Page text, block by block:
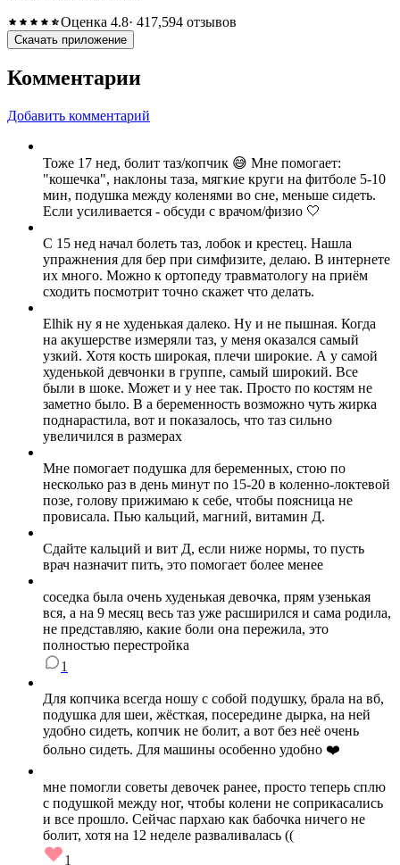
Оценка 4.8· 417,594 отзывов
Скачать приложение
Комментарии
Добавить комментарий
Тоже 17 нед, болит таз/копчик 😅 Мне помогает:
"кошечка", наклоны таза, мягкие круги на фитболе 5-10
мин, подушка между коленями во сне, меньше сидеть.
Если усиливается - обсуди с врачом/физио 🤍
С 15 нед начал болеть таз, лобок и крестец. Нашла
упражнения для бер при симфизите, делаю. В интернете
их много. Можно к ортопеду травматологу на приём
сходить посмотрит точно скажет что делать.
Elhik ну я не худенькая далеко. Ну и не пышная. Когда
на акушерстве измеряли таз, у меня оказался самый
узкий. Хотя кость широкая, плечи широкие. А у самой
худенькой девчонки в группе, самый широкий. Все
были в шоке. Может и у нее так. Просто по костям не
заметно было. В а беременность возможно чуть жирка
поднарастила, вот и показалось, что таз сильно
увеличился в размерах
Мне помогает подушка для беременных, стою по
несколько раз в день минут по 15-20 в коленно-локтевой
позе, голову прижимаю к себе, чтобы поясница не
провисала. Пью кальций, магний, витамин Д.
Сдайте кальций и вит Д, если ниже нормы, то пусть
врач назначит пить, это помогает более менее
соседка была очень худенькая девочка, прям узенькая
вся, а на 9 месяц весь таз уже расширился и сама родила,
не представляю, какие боли она пережила, это
полностью перестройка
1
Для копчика всегда ношу с собой подушку, брала на вб,
подушка для шеи, жёсткая, посередине дырка, на ней
удобно сидеть, копчик не болит, а вот без неё очень
больно сидеть. Для машины особенно удобно ❤️
мне помогли советы девочек ранее, просто теперь сплю
с подушкой между ног, чтобы колени не соприкасались
и все прошло. Сейчас пархаю как бабочка ничего не
болит, хотя на 12 неделе разваливалась ((
1